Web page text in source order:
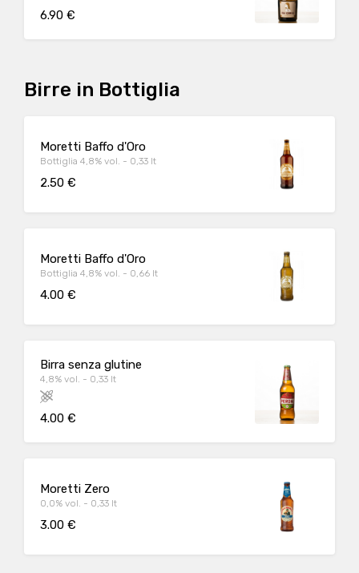
6.90 €
Birre in Bottiglia
Moretti Baffo d'Oro
Bottiglia 4,8% vol. - 0,33 lt
2.50 €
Moretti Baffo d'Oro
Bottiglia 4,8% vol. - 0,66 lt
4.00 €
Birra senza glutine
4,8% vol. - 0,33 lt
4.00 €
Moretti Zero
0,0% vol. - 0,33 lt
3.00 €